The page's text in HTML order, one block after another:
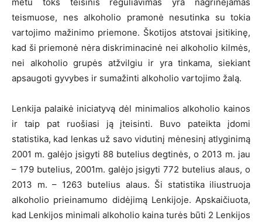
metu toks teisinis reguliavimas yra nagrinėjamas
teismuose, nes alkoholio pramonė nesutinka su tokia
vartojimo mažinimo priemone. Škotijos atstovai įsitikinę,
kad ši priemonė nėra diskriminacinė nei alkoholio kilmės,
nei alkoholio grupės atžvilgiu ir yra tinkama, siekiant
apsaugoti gyvybes ir sumažinti alkoholio vartojimo žalą.
Lenkija palaikė iniciatyvą dėl minimalios alkoholio kainos
ir taip pat ruošiasi ją įteisinti. Buvo pateikta įdomi
statistika, kad lenkas už savo vidutinį mėnesinį atlyginimą
2001 m. galėjo įsigyti 88 butelius degtinės, o 2013 m. jau
– 179 butelius, 2001m. galėjo įsigyti 772 butelius alaus, o
2013 m. – 1263 butelius alaus. Ši statistika iliustruoja
alkoholio prieinamumo didėjimą Lenkijoje. Apskaičiuota,
kad Lenkijos minimali alkoholio kaina turės būti 2 Lenkijos